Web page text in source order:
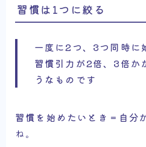
習慣は1つに絞る
一度に2つ、3つ同時に
習慣引力が2倍、3倍か
うなものです
習慣を始めたいとき＝自分
ね。